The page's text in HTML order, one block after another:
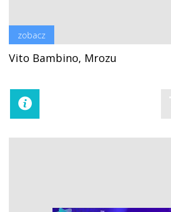
zobacz
Vito Bambino, Mrozu